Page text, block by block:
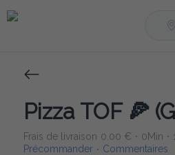
Pizza TOF 🍕
Frais de livraison 0.00 € • 0Min •
Précommander • Commentaires